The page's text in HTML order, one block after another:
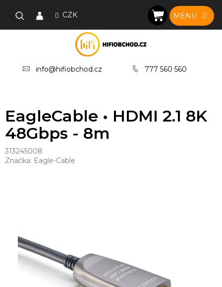
CZK
info@hifiobchod.cz 777 560 560
NÁKUPNÍ
KOŠÍK
EagleCable • HDMI 2.1 8K
48Gbps - 8m
313245008
Značka: Eagle-Cable